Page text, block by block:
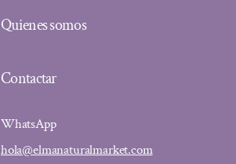
Quienes somos
Contactar
WhatsApp
hola@elmanaturalmarket.com